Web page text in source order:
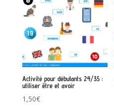
Activité pour débutants 24/35 :
utiliser être et avoir
1,50€